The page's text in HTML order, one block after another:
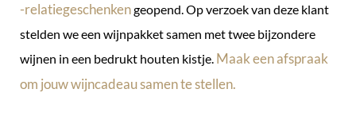
-relatiegeschenkengeopend. Op verzoek van deze klant
stelden we een wijnpakket samen met twee bijzondere
wijnen in een bedrukt houten kistje. Maak een afspraak
om jouw wijncadeau samen te stellen.